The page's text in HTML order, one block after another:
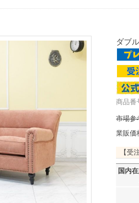
ダブ
商品
市場参
業販価
【受
国内